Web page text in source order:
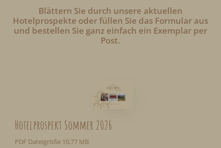
Blättern Sie durch unsere aktuellen
Hotelprospekte oder füllen Sie das Formular aus
und bestellen Sie ganz einfach ein Exemplar per
Post.
Hotelprospekt Sommer 2026
PDF Dateigröße 10,77 MB